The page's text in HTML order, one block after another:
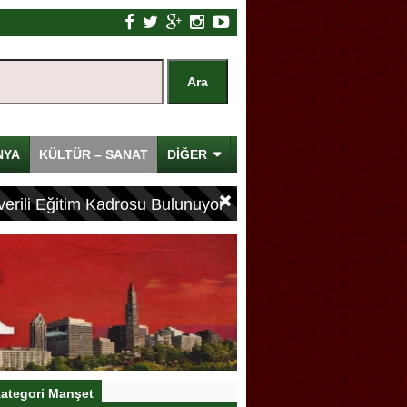
KÜLTÜR – SANAT DİĞER
Eğitim Kadrosu Bulunuyor
Manşet